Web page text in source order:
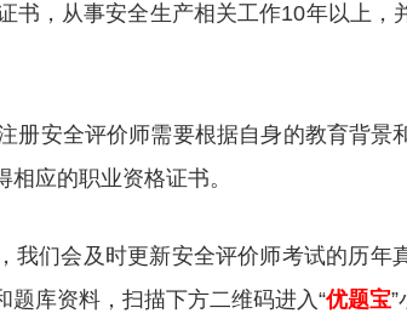
书，从事安全生产相关工作10年以上，
册安全评价师需要根据自身的教育背景
应的职业资格证书。
我们会及时更新安全评价师考试的历年
题库资料，扫描下方二维码进入“优题宝”